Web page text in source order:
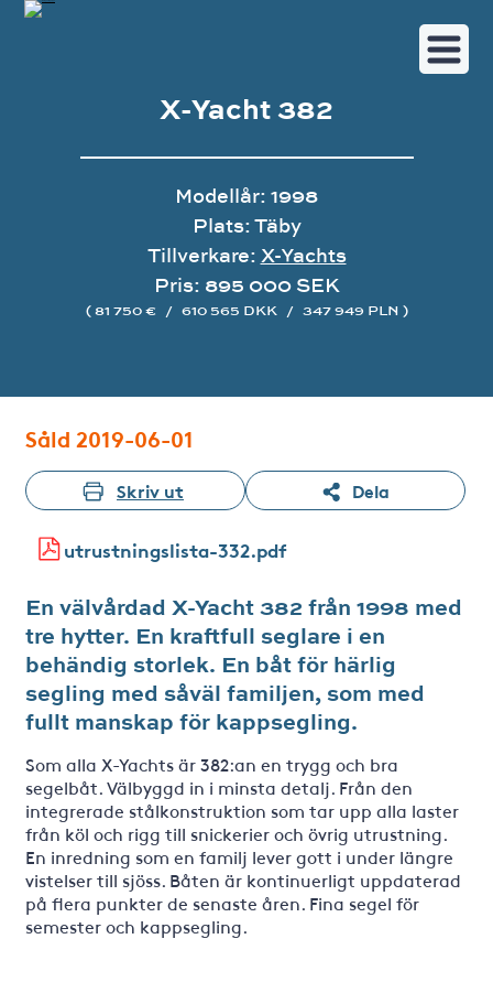
X-Yacht 382
Modellår: 1998
Plats: Täby
Tillverkare: X-Yachts
Pris: 895 000 SEK
( 81 750 € / 610 565 DKK / 347 949 PLN )
Såld 2019-06-01
Skriv ut Dela
utrustningslista-332.pdf
En välvårdad X-Yacht 382 från 1998 med
tre hytter. En kraftfull seglare i en
behändig storlek. En båt för härlig
segling med såväl familjen, som med
fullt manskap för kappsegling.
Som alla X-Yachts är 382:an en trygg och bra
segelbåt. Välbyggd in i minsta detalj. Från den
integrerade stålkonstruktion som tar upp alla laster
från köl och rigg till snickerier och övrig utrustning.
En inredning som en familj lever gott i under längre
vistelser till sjöss. Båten är kontinuerligt uppdaterad
på flera punkter de senaste åren. Fina segel för
semester och kappsegling.